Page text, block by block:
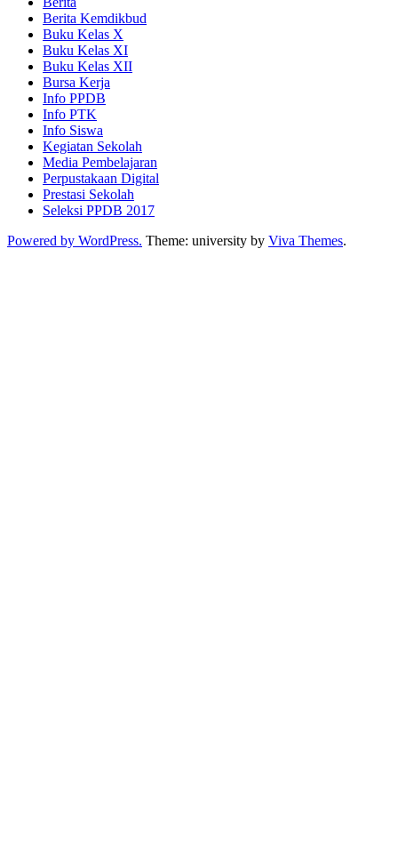
Berita Kemdikbud
Buku Kelas X
Buku Kelas XI
Buku Kelas XII
Bursa Kerja
Info PPDB
Info PTK
Info Siswa
Kegiatan Sekolah
Media Pembelajaran
Perpustakaan Digital
Prestasi Sekolah
Seleksi PPDB 2017
Powered by WordPress. Theme: university by Viva Themes.